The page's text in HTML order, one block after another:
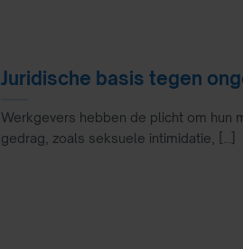
Juridische basis tegen
Werkgevers hebben de plicht om hun
gedrag, zoals seksuele intimidatie, [...]